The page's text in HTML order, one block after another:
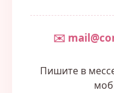
✉️
Пишите в